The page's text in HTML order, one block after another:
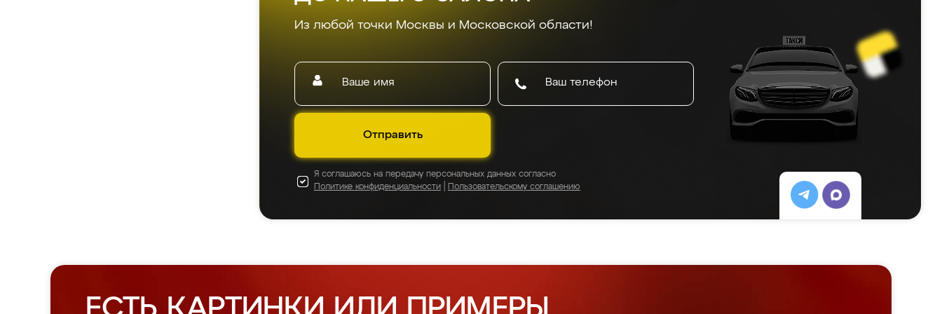
Из любой точки Москвы и Московской области!
Отправить
Я соглашаюсь на передачу персональных данных согласно
Политике конфиденциальности
Пользовательскому соглашению